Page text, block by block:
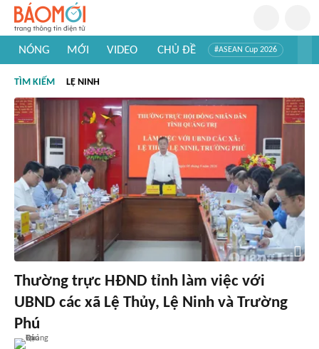
NÓNG MỚI VIDEO CHỦ ĐỀ #ASEAN Cup 2026
#Khám phá thế giới
TÌM KIẾM LỆ NINH
Thường trực HĐND tỉnh làm việc với
UBND các xã Lệ Thủy, Lệ Ninh và Trường
Phú